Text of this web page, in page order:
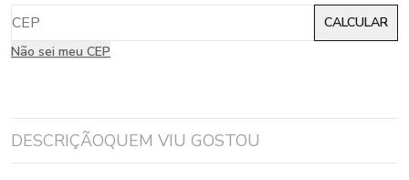
Não sei meu CEP
DESCRIÇÃOQUEM VIU GOSTOU